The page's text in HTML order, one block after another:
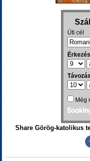
Share Görög-katolikus